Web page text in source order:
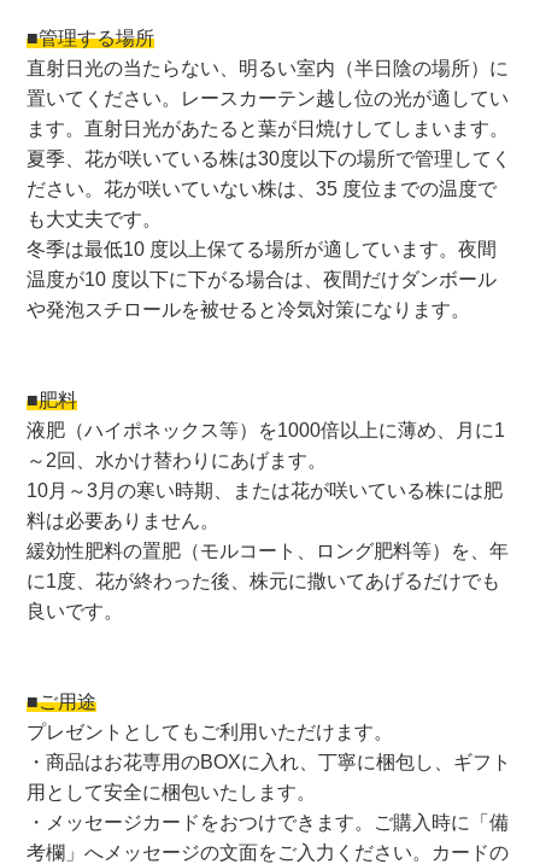
■管理する場所
直射日光の当たらない、明るい室内（半日陰の場所）に
置いてください。レースカーテン越し位の光が適してい
ます。直射日光があたると葉が日焼けしてしまいます。
夏季、花が咲いている株は30度以下の場所で管理してく
ださい。花が咲いていない株は、35 度位までの温度で
も大丈夫です。
冬季は最低10 度以上保てる場所が適しています。夜間
温度が10 度以下に下がる場合は、夜間だけダンボール
や発泡スチロールを被せると冷気対策になります。
■肥料
液肥（ハイポネックス等）を1000倍以上に薄め、月に1
～2回、水かけ替わりにあげます。
10月～3月の寒い時期、または花が咲いている株には肥
料は必要ありません。
緩効性肥料の置肥（モルコート、ロング肥料等）を、年
に1度、花が終わった後、株元に撒いてあげるだけでも
良いです。
■ご用途
プレゼントとしてもご利用いただけます。
・商品はお花専用のBOXに入れ、丁寧に梱包し、ギフト
用として安全に梱包いたします。
・メッセージカードをおつけできます。ご購入時に「備
考欄」へメッセージの文面をご入力ください。カードの